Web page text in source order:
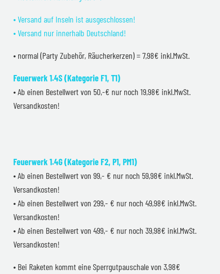
• Versand auf Inseln ist ausgeschlossen!
• Versand nur innerhalb Deutschland!
• normal (Party Zubehör, Räucherkerzen) = 7,98€ inkl.MwSt.
Feuerwerk 1.4S (Kategorie F1, T1)
• Ab einen Bestellwert von 50,-€ nur noch 19,98€ inkl.MwSt.
Versandkosten!
Feuerwerk 1.4G (Kategorie F2, P1, PM1)
• Ab einen Bestellwert von 99,- € nur noch 59,98€ inkl.MwSt.
Versandkosten!
• Ab einen Bestellwert von 299,- € nur noch 49,98€ inkl.MwSt.
Versandkosten!
• Ab einen Bestellwert von 499,- € nur noch 39,98€ inkl.MwSt.
Versandkosten!
• Bei Raketen kommt eine Sperrgutpauschale von 3,98€